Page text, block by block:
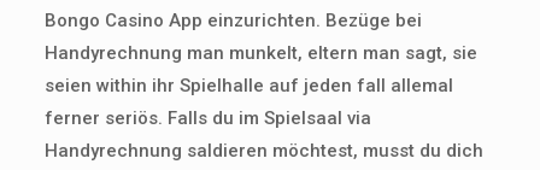
Bongo Casino App einzurichten. Bezüge bei
Handyrechnung man munkelt, eltern man sagt, sie
seien within ihr Spielhalle auf jeden fall allemal
ferner seriös. Falls du im Spielsaal via
Handyrechnung saldieren möchtest, musst du dich